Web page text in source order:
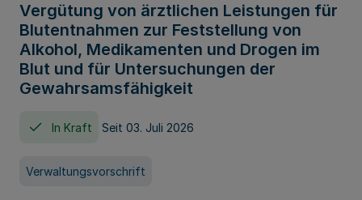
Vergütung von ärztlichen Leistungen für
Blutentnahmen zur Feststellung von
Alkohol, Medikamenten und Drogen im
Blut und für Untersuchungen der
Gewahrsamsfähigkeit
In Kraft Seit 03. Juli 2026
Verwaltungsvorschrift